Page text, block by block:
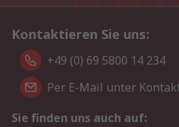
Kontaktieren Sie uns:
+49 (0) 69 5800 14 234
Per E-Mail unter
Sie finden uns auch auf: